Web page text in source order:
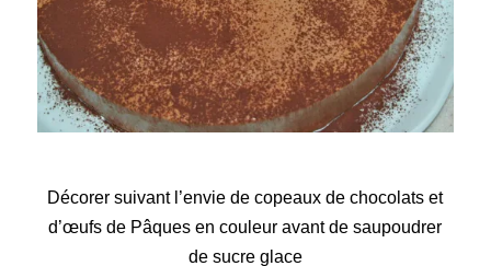
Décorer suivant l’envie de copeaux de chocolats et
d’œufs de Pâques en couleur avant de saupoudrer
de sucre glace